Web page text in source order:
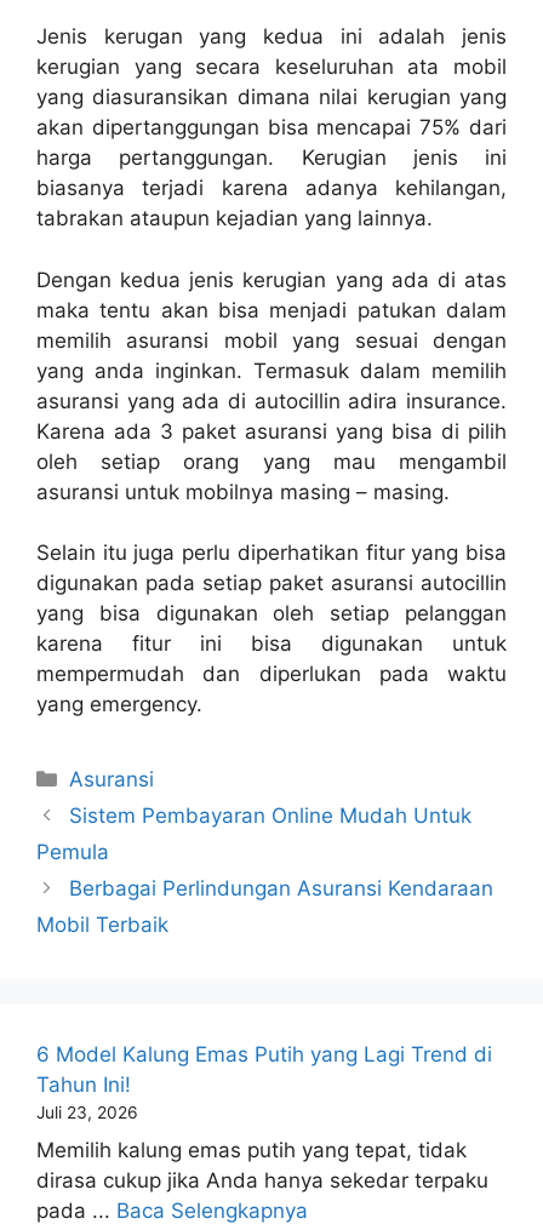
Jenis kerugan yang kedua ini adalah jenis
kerugian yang secara keseluruhan ata mobil
yang diasuransikan dimana nilai kerugian yang
akan dipertanggungan bisa mencapai 75% dari
harga pertanggungan. Kerugian jenis ini
biasanya terjadi karena adanya kehilangan,
tabrakan ataupun kejadian yang lainnya.
Dengan kedua jenis kerugian yang ada di atas
maka tentu akan bisa menjadi patukan dalam
memilih asuransi mobil yang sesuai dengan
yang anda inginkan. Termasuk dalam memilih
asuransi yang ada di autocillin adira insurance.
Karena ada 3 paket asuransi yang bisa di pilih
oleh setiap orang yang mau mengambil
asuransi untuk mobilnya masing – masing.
Selain itu juga perlu diperhatikan fitur yang bisa
digunakan pada setiap paket asuransi autocillin
yang bisa digunakan oleh setiap pelanggan
karena fitur ini bisa digunakan untuk
mempermudah dan diperlukan pada waktu
yang emergency.
Kategori
Asuransi
Sistem Pembayaran Online Mudah Untuk
Pemula
Berbagai Perlindungan Asuransi Kendaraan
Mobil Terbaik
6 Model Kalung Emas Putih yang Lagi Trend di
Tahun Ini!
Juli 23, 2026
Memilih kalung emas putih yang tepat, tidak
dirasa cukup jika Anda hanya sekedar terpaku
pada ... Baca Selengkapnya